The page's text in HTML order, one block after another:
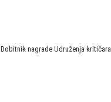
nagrade Udruženja kritičara